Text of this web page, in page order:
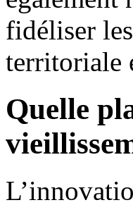
fidéliser
territoriale
Quelle